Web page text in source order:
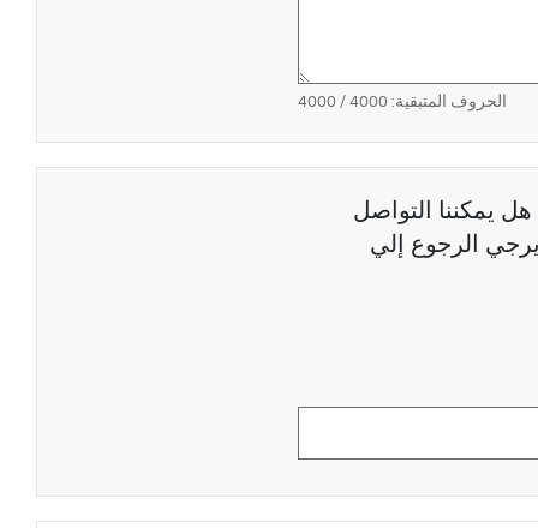
الحروف المتبقية:4000
/ 4000
يمكننا التواصل
الرجوع إلي